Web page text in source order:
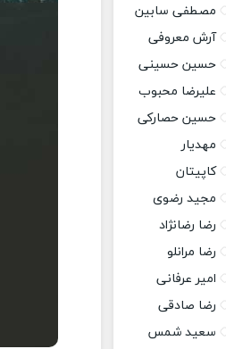
مصطفی سابین
آرش معروفی
حسین حسینی
علیرضا محبوب
حسین حصارکی
مهدیار
کاپیتان
مجید رضوی
رضا رضانژاد
رضا مرانلو
امیر عرفانی
رضا صادقی
سعید شمس